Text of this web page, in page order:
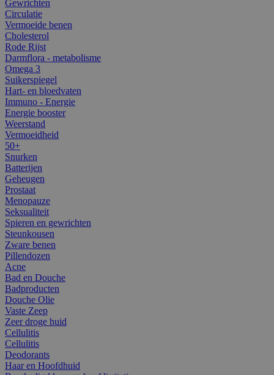
Gewrichten
Circulatie
Vermoeide benen
Cholesterol
Rode Rijst
Darmflora - metabolisme
Omega 3
Suikerspiegel
Hart- en bloedvaten
Immuno - Energie
Energie booster
Weerstand
Vermoeidheid
50+
Snurken
Batterijen
Geheugen
Prostaat
Menopauze
Seksualiteit
Spieren en gewrichten
Steunkousen
Zware benen
Pillendozen
Acne
Bad en Douche
Badproducten
Douche Olie
Vaste Zeep
Zeer droge huid
Cellulitis
Cellulitis
Deodorants
Haar en Hoofdhuid